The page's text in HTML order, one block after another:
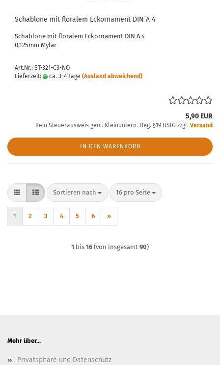
Schablone mit floralem Eckornament DIN A 4
Schablone mit floralem Eckornament DIN A 4
0,125mm Mylar
Art.Nr.: ST-321-C3-NO
Lieferzeit:
ca. 3-4 Tage (Ausland abweichend)
5,90 EUR
Kein Steuerausweis gem. Kleinuntern.-Reg. §19 UStG zzgl. Versand
IN DEN WARENKORB
Sortieren nach
Sortieren nach 16 pro Seite
pro Seite
1 2 3 4 5 6 »
1 bis 16 (von insgesamt 90)
Mehr über...
Privatsphäre und Datenschutz